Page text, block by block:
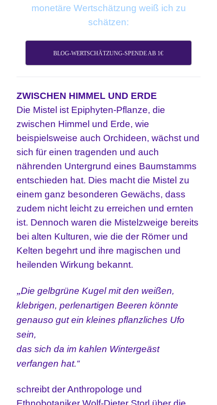
monetäre Wertschätzung weiß ich zu
schätzen:
BLOG-WERTSCHÄTZUNG-SPENDE AB 1€
ZWISCHEN HIMMEL UND ERDE
Die Mistel ist Epiphyten-Pflanze, die
zwischen Himmel und Erde, wie
beispielsweise auch Orchideen, wächst und
sich für einen tragenden und auch
nährenden Untergrund eines Baumstamms
entschieden hat. Dies macht die Mistel zu
einem ganz besonderen Gewächs, dass
zudem nicht leicht zu erreichen und ernten
ist. Dennoch waren die Mistelzweige bereits
bei alten Kulturen, wie die der Römer und
Kelten begehrt und ihre magischen und
heilenden Wirkung bekannt.
„Die gelbgrüne Kugel mit den weißen,
klebrigen, perlenartigen Beeren könnte
genauso gut ein kleines pflanzliches Ufo
sein,
das sich da im kahlen Wintergeäst
verfangen hat.“
schreibt der Anthropologe und